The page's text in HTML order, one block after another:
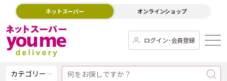
ネットスーパー オンラインショップ
ログイン･会員登録
カテゴリー